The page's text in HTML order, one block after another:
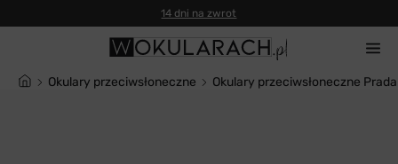
14 dni na zwrot
Okulary przeciwsłoneczne Okulary przeciwsłoneczne Prada